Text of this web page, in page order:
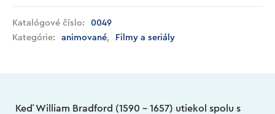
Katalógové číslo:
0049
Kategórie:
animované, Filmy a seriály
Keď William Bradford (1590 – 1657) utiekol spolu s